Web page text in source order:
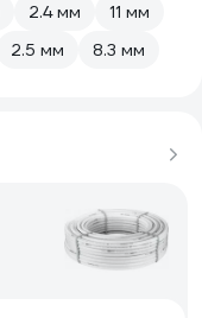
2.4 мм
11 мм
2.5 мм 8.3 мм